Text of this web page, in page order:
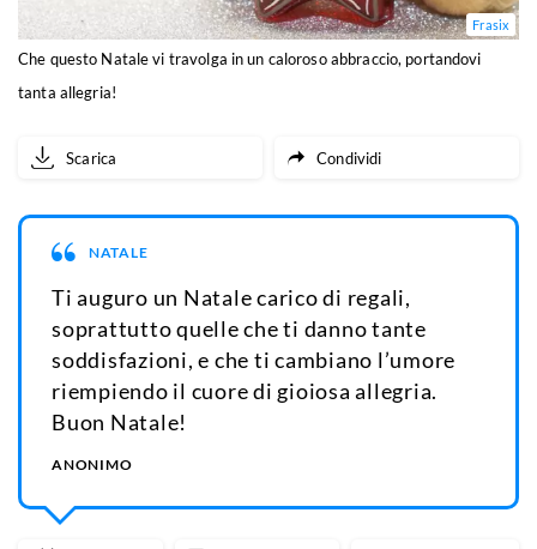
Frasix
Che questo Natale vi travolga in un caloroso abbraccio, portandovi
tanta allegria!
Scarica Condividi
NATALE
Ti auguro un Natale carico di regali,
soprattutto quelle che ti danno tante
soddisfazioni, e che ti cambiano l’umore
riempiendo il cuore di gioiosa allegria.
Buon Natale!
ANONIMO